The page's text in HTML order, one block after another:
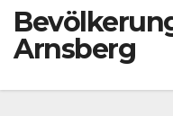
Arnsberg